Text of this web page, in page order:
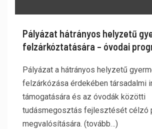
Pályázat hátrányos helyzetű
felzárkóztatására – óvodai
Pályázat a hátrányos helyzetű
felzárkózása érdekében társadalmi
támogatására és az óvodák közötti
tudásmegosztás fejlesztését célzó
megvalósítására. (tovább…)